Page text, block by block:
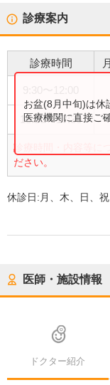
診療案内
診療時間 月
15:00〜17:30
診療時間・内容等に
ださい。
お盆(8月中旬)は休
医療機関に直接ご
休診日: 月、木、日、祝
医師・施設情報
ドクター紹介